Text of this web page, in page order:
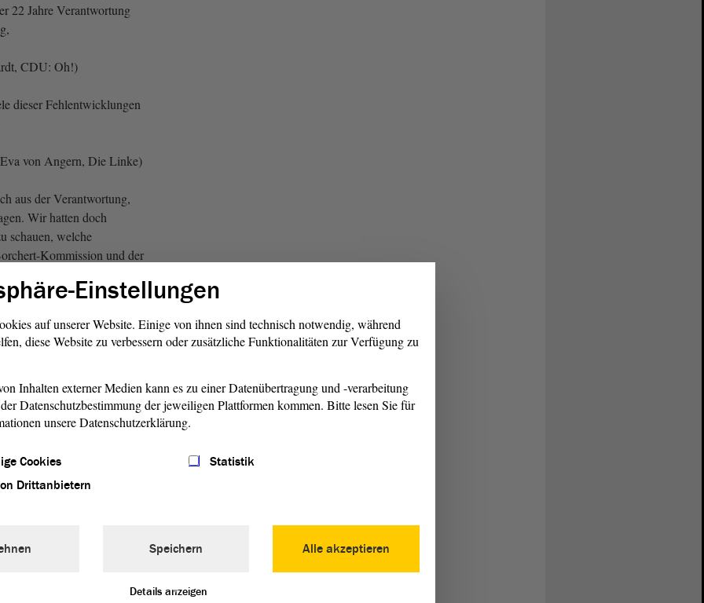
22 Jahre Verantwortung
CDU: Oh!)
dieser Fehlentwicklungen
von Angern, Die Linke)
aus der Verantwortung,
Wir hatten doch
schauen, welche
Kommission und der
Landwirtschaft auf der
sind, und eine
z. B. in Thüringen im
In derBeschlussempfehlung
bleiben denn die Ideen und
Einrichtung eines
für klimabedingte
hat die Realität in
und Weinbaubetriebe
und Pachtpreise wird
fordern Sie unter anderem
marktbeherrschenden
Lebensmitteleinzelhandel.
sehr geehrten Damen und
Einstellungen
auf unserer Website. Einige von ihnen sind technisch notwendig, während
diese Website zu verbessern oder zusätzliche Funktionalitäten zur Verfügung zu
Inhalten externer Medien kann es zu einer Datenübertragung und -verarbeitung
Datenschutzbestimmung der jeweiligen Plattformen kommen. Bitte lesen Sie für
unsere Datenschutzerklärung.
Cookies
Statistik
Drittanbietern
Alle akzeptieren
Speichern
Details anzeigen